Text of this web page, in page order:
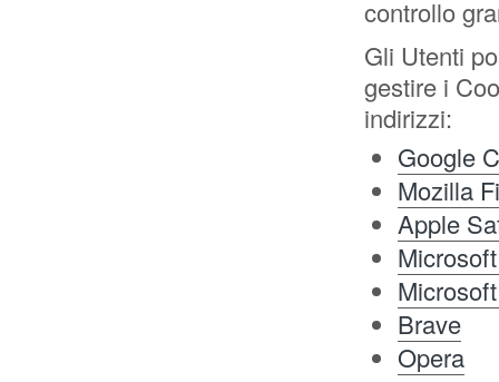
controllo
Gli Utenti
gestire i
indirizzi:
Google
Mozilla
Apple
Brave
Opera